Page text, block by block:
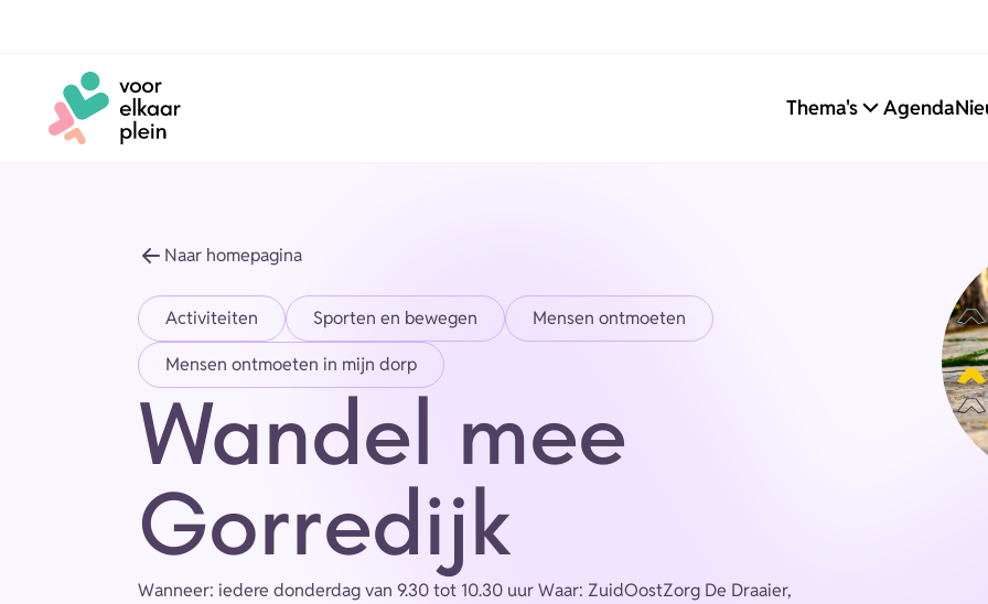
Thema's Agenda
Naar homepagina
Activiteiten Sporten en bewegen
Mensen ontmoeten
Mensen ontmoeten in mijn dorp
Wandel mee
Gorredijk
Wanneer: iedere donderdag van 9.30 tot 10.30 uur Waar: ZuidOostZorg De Draaier,